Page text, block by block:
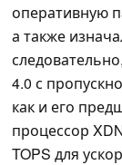
оперативную
а также
4.0 с
как и его
процессор
TOPS для